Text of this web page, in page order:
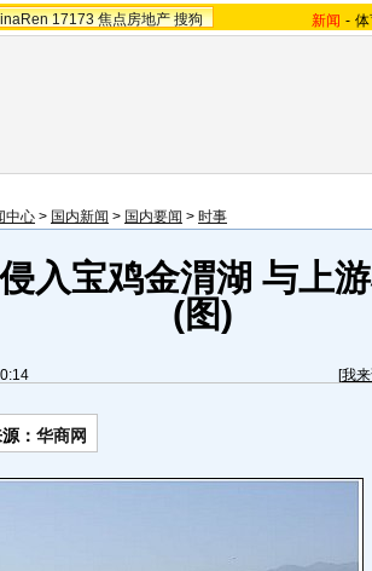
17173 焦点房地产 搜狗 新闻 -
中心 > 国内新闻 > 国内要闻 > 时事
入宝鸡金渭湖 与上
(图)
[我
： 华商网